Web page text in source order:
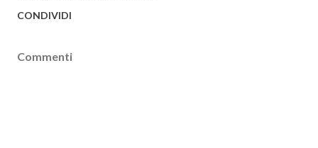
CONDIVIDI
Commenti